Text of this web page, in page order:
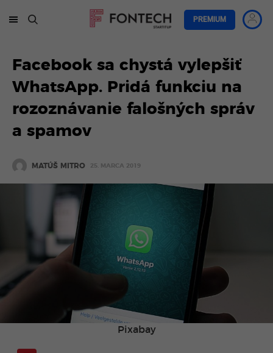
PREMIUM
Facebook sa chystá vylepšiť
WhatsApp. Pridá funkciu na
rozoznávanie falošných správ
a spamov
MATÚŠ MITRO 25. MARCA 2019
Pixabay